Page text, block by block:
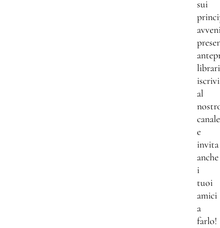
sui
al
canale
e
invita
anche
i
tuoi
amici
a
farlo!